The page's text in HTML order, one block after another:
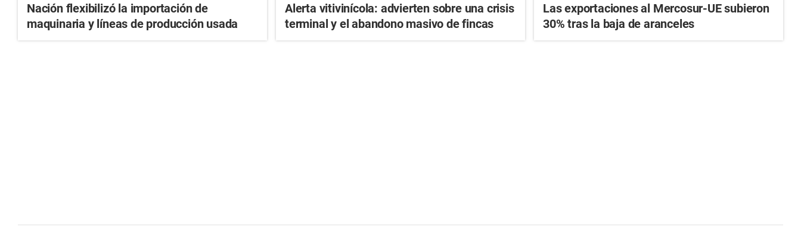
Nación flexibilizó la importación de
maquinaria y líneas de producción usada
Alerta vitivinícola: advierten sobre una crisis
terminal y el abandono masivo de fincas
Las exportaciones al Mercosur-UE subieron
30% tras la baja de aranceles